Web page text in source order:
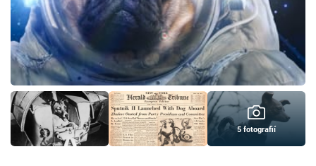
TV Program
Časopis
Sledujte prima+
Přihlášení 5 fotografií